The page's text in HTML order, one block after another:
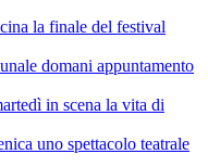
la finale del festival
domani appuntamento
in scena la vita di
uno spettacolo teatrale